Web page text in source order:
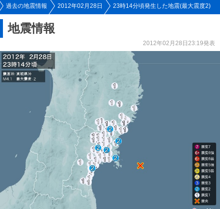
過去の地震情報 2012年02月28日 23時14分頃発生した地震(最大震度2)
地震情報
2012年02月28日23:19発表